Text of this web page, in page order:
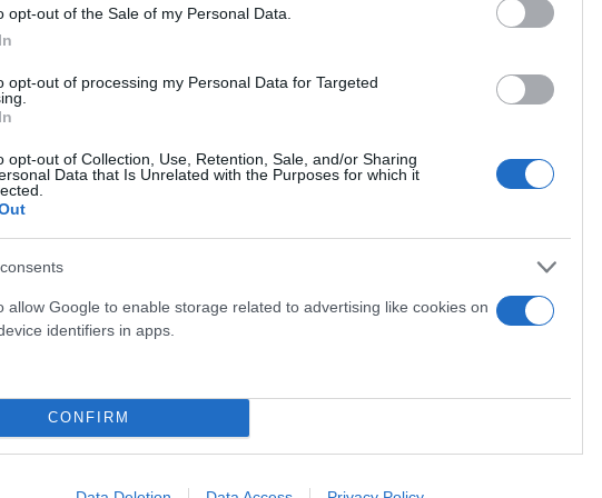
opt-out of the Sale of my Personal Data.
opt-out of processing my Personal Data for Targeted
opt-out of Collection, Use, Retention, Sale, and/or Sharing
Data that Is Unrelated with the Purposes for which it
allow Google to enable storage related to advertising like cookies on
identifiers in apps.
CONFIRM
ο ΠΟΥ συγκεντρώνεται από τον ερευνητικό του
για τον Καρκίνο (IARC).
ανθρώπους και ζώα με άλλα σχετικά δεδομένα, όπως
προκαλούν ανησυχία κατηγοριοποιούνται σε τέσσερις
αλκοόλ, ορισμένους τύπους HPV και ιονίζουσα